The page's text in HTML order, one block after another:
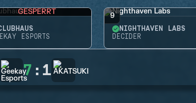
GESPERRT
ESPORTS
9
NIGHTHAVEN LABS
DECIDER
7 : 1